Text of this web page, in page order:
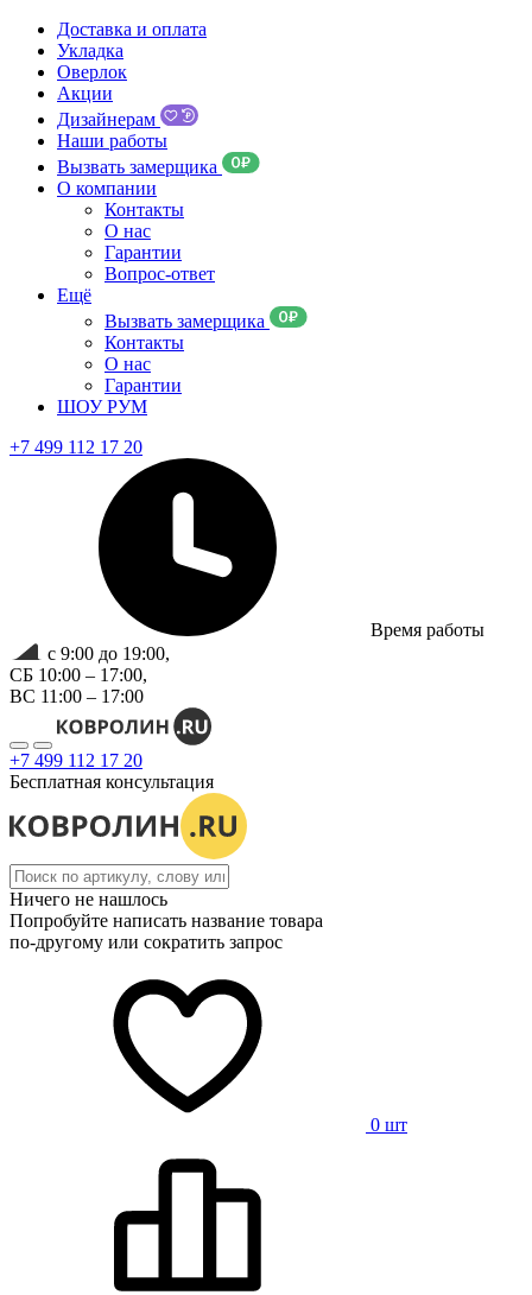
Доставка и оплата
Укладка
Оверлок
Акции
Дизайнерам
Наши работы
Вызвать замерщика
О компании
Контакты
О нас
Гарантии
Вопрос-ответ
Ещё
Вызвать замерщика
Контакты
О нас
Гарантии
ШОУ РУМ
+7 499 112 17 20
Время работы
с 9:00 до 19:00,
СБ 10:00 – 17:00,
ВС 11:00 – 17:00
+7 499 112 17 20
Бесплатная консультация
Ничего не нашлось
Попробуйте написать название товара
по-другому или сократить запрос
0 шт